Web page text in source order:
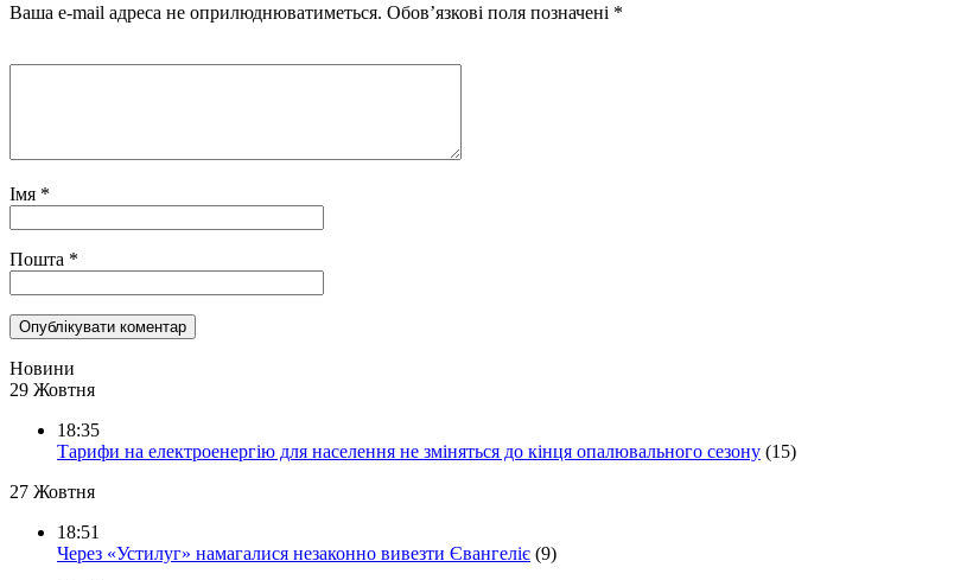
Ваша e-mail адреса не оприлюднюватиметься. Обов’язкові поля позначені *
Імя *
Пошта *
Новини
29 Жовтня
18:35
Тарифи на електроенергію для населення не зміняться до кінця опалювального сезону (15)
27 Жовтня
18:51
Через «Устилуг» намагалися незаконно вивезти Євангеліє (9)